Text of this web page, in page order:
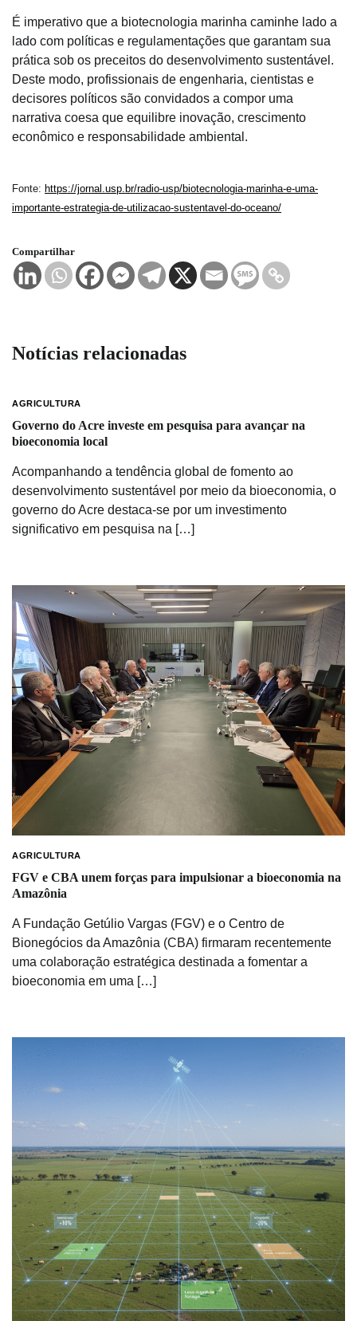
É imperativo que a biotecnologia marinha caminhe lado a
lado com políticas e regulamentações que garantam sua
prática sob os preceitos do desenvolvimento sustentável.
Deste modo, profissionais de engenharia, cientistas e
decisores políticos são convidados a compor uma
narrativa coesa que equilibre inovação, crescimento
econômico e responsabilidade ambiental.
Fonte: https://jornal.usp.br/radio-usp/biotecnologia-marinha-e-uma-
importante-estrategia-de-utilizacao-sustentavel-do-oceano/
Compartilhar
Notícias relacionadas
AGRICULTURA
Governo do Acre investe em pesquisa para avançar na
bioeconomia local
Acompanhando a tendência global de fomento ao
desenvolvimento sustentável por meio da bioeconomia, o
governo do Acre destaca-se por um investimento
significativo em pesquisa na […]
AGRICULTURA
FGV e CBA unem forças para impulsionar a bioeconomia na
Amazônia
A Fundação Getúlio Vargas (FGV) e o Centro de
Bionegócios da Amazônia (CBA) firmaram recentemente
uma colaboração estratégica destinada a fomentar a
bioeconomia em uma […]